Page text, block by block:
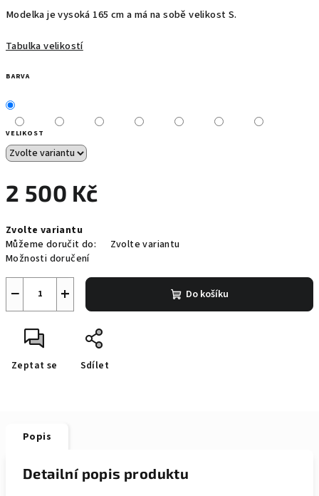
Modelka je vysoká 165 cm a má na sobě velikost S.
Tabulka velikostí
BARVA
VELIKOST
2 500 Kč
cena:
Zvolte variantu
Můžeme doručit do:
Zvolte variantu
Možnosti doručení
+
− Do košíku
Zeptat se Sdílet
Popis
Detailní popis produktu